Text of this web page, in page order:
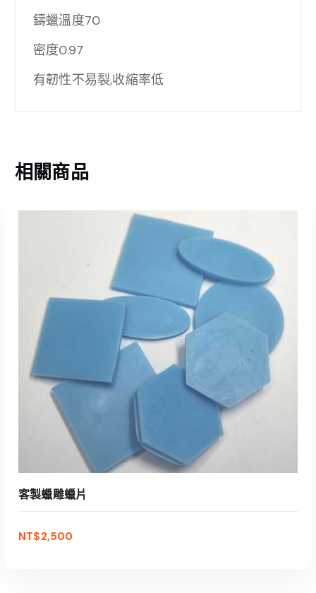
鑄蠟溫度70
密度0.97
有韌性不易裂,收縮率低
相關商品
客製蠟雕蠟片
NT$2,500